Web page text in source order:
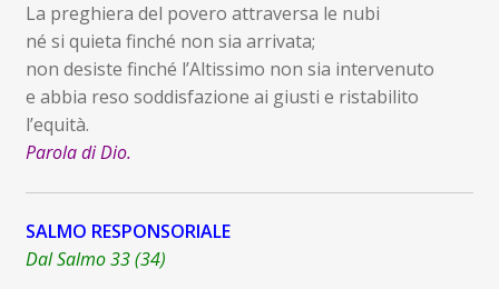
La preghiera del povero attraversa le nubi
né si quieta finché non sia arrivata;
non desiste finché l’Altissimo non sia intervenuto
e abbia reso soddisfazione ai giusti e ristabilito
l’equità.
Parola di Dio.
SALMO RESPONSORIALE
Dal Salmo 33 (34)